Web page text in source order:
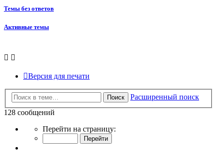
Темы без ответов
Активные темы
Версия для печати
Поиск
Расширенный поиск
128 сообщений
СтраницаПерейти на страницу: